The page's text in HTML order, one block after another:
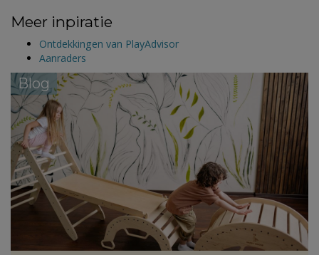
Meer inpiratie
Ontdekkingen van PlayAdvisor
Aanraders
Blog